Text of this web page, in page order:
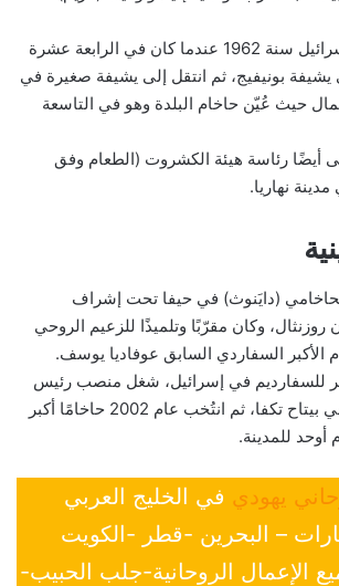
هاجرت عائلته إلى إسرائيل سنة 1962 عندما كان في الرابعة عشرة
بونيفيج، ثم انتقل إلى يشيفة صغيرة في
حيث عُيّن حاخام البلدة وهو في التاسعة
أيضًا رئاسة هيئة الكشروت (الطعام وفق
نهاريا.
(دايَنوث) في حيفا تحت إشراف
وكان مقرّبًا وتلميذًا للزعيم الروحي
السفاردي السابق عوفاديا يوسف.
للسفارديم في إسرائيل، شغل منصب رئيس
المحكمة الحاخامية في بيتاح تكفا، ثم انتُخب عام 2002 حاخامًا أكبر
أوحد للمدينة.
يهودي في الخليج العربي
– البحرين -قطر -الكويت
الإعمال الروحانية-جلب الحبيب-